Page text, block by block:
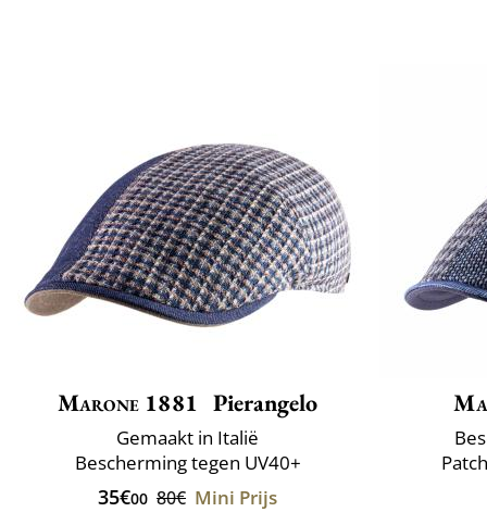
Marone 1881 Pierangelo
Gemaakt in Italië
Bescherming tegen UV40+
35€00 80€ Mini Prijs